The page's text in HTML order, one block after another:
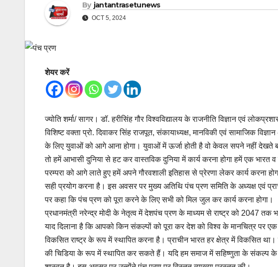
By jantantrasetunews
OCT 5, 2024
शेयर करें
ज्योति शर्मा/ सागर। डॉ. हरीसिंह गौर विश्वविद्यालय के राजनीति विज्ञान एवं
विशिष्ट वक्ता प्रो. दिवाकर सिंह राजपूत, संकायाध्यक्ष, मानविकी एवं सामाजिक
के लिए युवाओं को आगे आना होगा। युवाओं में ऊर्जा होती है वो केवल सपने नहीं देखते
तो हमें आभासी दुनिया से हट कर वास्तविक दुनिया में कार्य करना होगा हमें एक
परम्परा को आगे लाते हुए हमें अपने गौरवशाली इतिहास से प्रेरणा लेकर कार्य करना
सही प्रयोग करना है। इस अवसर पर मुख्य अतिथि पंच प्रण समिति के अध्यक्ष एवं
पर कहा कि पंच प्रण को पूरा करने के लिए सभी को मिल जुल कर कार्य करना होगा।
प्रधानमंत्री नरेन्द्र मोदी के नेतृत्व में देशपंच प्रण के माध्यम से राष्ट्र को 2047 तक
याद दिलाना है कि आपको किन संकल्पों को पूरा कर देश को विश्व के मानचित्र पर
विकसित राष्ट्र के रूप में स्थापित करना है। प्राचीन भारत हर क्षेत्र में विकसित
की चिडिया के रूप में स्थापित कर सकते हैं। यदि हम समाज में सहिष्णुता के संकल्प के